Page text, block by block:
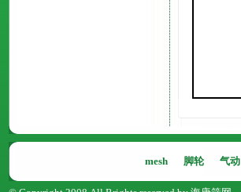
mesh 脚轮 气动